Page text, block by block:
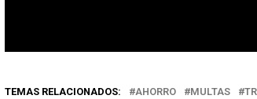
TEMAS RELACIONADOS: AHORRO MULTAS